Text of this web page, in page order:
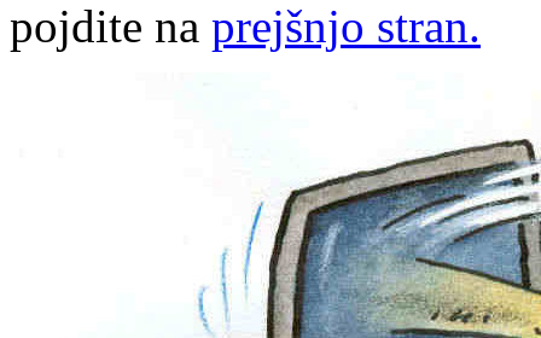
pojdite na prejšnjo stran.